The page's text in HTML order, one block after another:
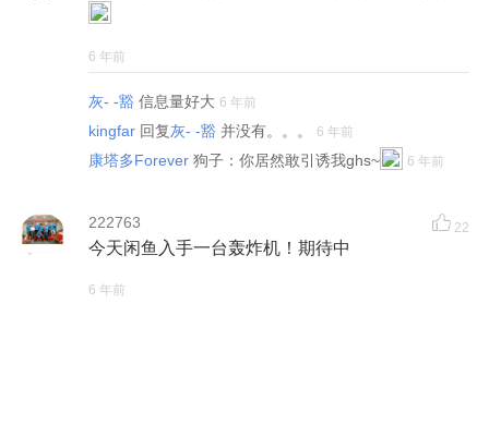
6 年前
灰- -豁 信息量好大 6 年前
kingfar 回复灰- -豁 并没有。。。 6 年前
康塔多Forever 狗子：你居然敢引诱我ghs~ 6 年前
222763 22
今天闲鱼入手一台轰炸机！期待中
6 年前